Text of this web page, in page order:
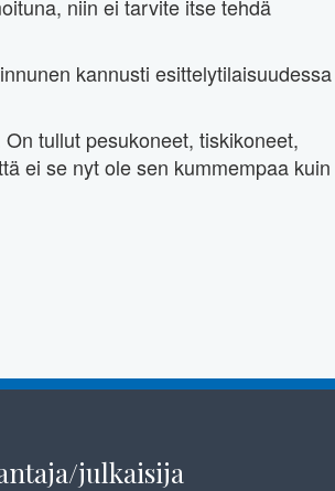
niin ei tarvite itse tehdä
kannusti esittelytilaisuudessa
tullut pesukoneet, tiskikoneet,
ei se nyt ole sen kummempaa kuin
julkaisija